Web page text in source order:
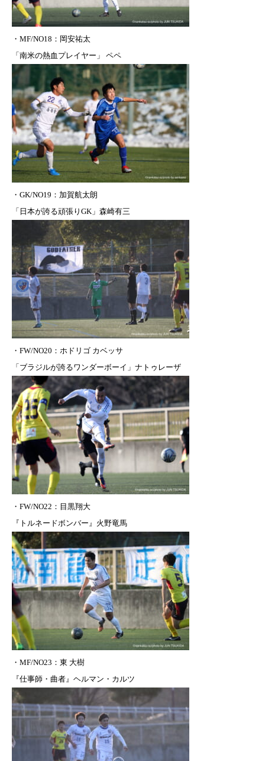
・ MF/NO18：岡安祐太
「南米の熱血プレイヤー」 ペペ
・GK/NO19： 加賀航太朗
「日本が誇る頑張りGK」森崎有三
・FW/NO20： ホドリゴ カベッサ
「ブラジルが誇るワンダーボーイ」ナトゥレーザ
・FW/NO22： 目黒翔大
『 トルネードボンバー』火野竜馬
・ MF/NO23：東 大樹
『仕事師・曲者』ヘルマン・カルツ